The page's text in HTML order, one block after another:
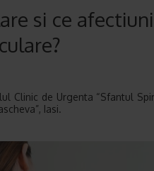
si ce afectiuni
Clinic de Urgenta “Sfantul
Iasi.